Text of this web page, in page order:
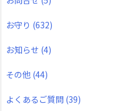
お守り (632)
お知らせ (4)
その他 (44)
よくあるご質問 (39)